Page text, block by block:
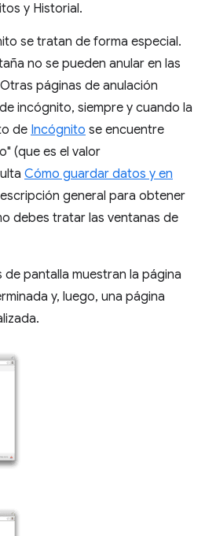
y Historial.
se tratan de forma especial.
no se pueden anular en las
páginas de anulación
incógnito, siempre y cuando la
de Incógnito se encuentre
(que es el valor
Cómo guardar datos y en
general para obtener
debes tratar las ventanas de
pantalla muestran la página
y, luego, una página